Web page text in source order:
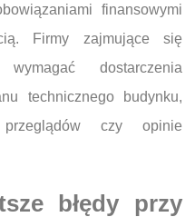
finansowymi
Firmy zajmujące się
dostarczenia
technicznego budynku,
czy opinie
błędy przy